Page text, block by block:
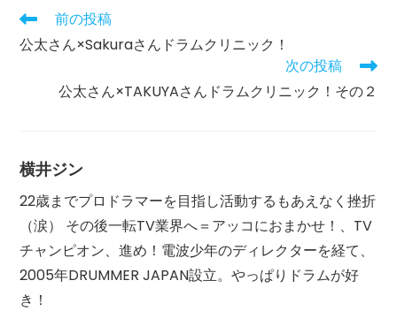
か
る
時
そ
の
他
前の投稿
公太さん×Sakuraさんドラムクリニック！
次の投稿
公太さん×TAKUYAさんドラムクリニック！その２
横井ジン
22歳までプロドラマーを目指し活動するもあえなく挫折
（涙） その後一転TV業界へ＝アッコにおまかせ！、TV
チャンピオン、進め！電波少年のディレクターを経て、
2005年DRUMMER JAPAN設立。やっぱりドラムが好
き！